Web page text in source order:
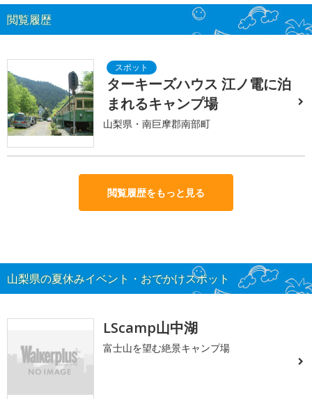
閲覧履歴
ターキーズハウス 江ノ電に泊
まれるキャンプ場
山梨県・南巨摩郡南部町
閲覧履歴をもっと見る
山梨県の夏休みイベント・おでかけスポット
LScamp山中湖
富士山を望む絶景キャンプ場